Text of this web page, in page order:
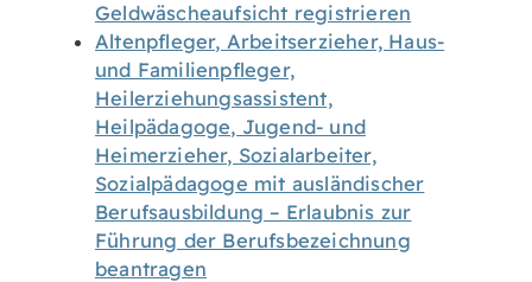
Geldwäscheaufsicht registrieren
Altenpfleger, Arbeitserzieher, Haus-
und Familienpfleger,
Heilerziehungsassistent,
Heilpädagoge, Jugend- und
Heimerzieher, Sozialarbeiter,
Sozialpädagoge mit ausländischer
Berufsausbildung – Erlaubnis zur
Führung der Berufsbezeichnung
beantragen